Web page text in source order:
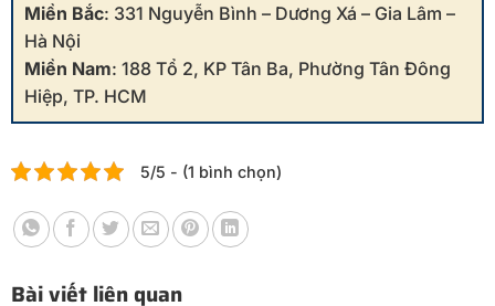
Miền Bắc: 331 Nguyễn Bình – Dương Xá – Gia Lâm –
Hà Nội
Miền Nam: 188 Tổ 2, KP Tân Ba, Phường Tân Đông
Hiệp, TP. HCM
5/5 - (1 bình chọn)
Bài viết liên quan